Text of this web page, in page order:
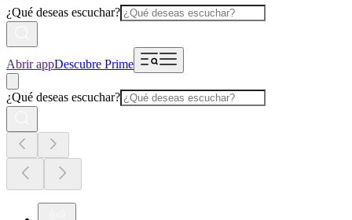
¿Qué deseas escuchar?
Abrir appDescubre Prime
¿Qué deseas escuchar?